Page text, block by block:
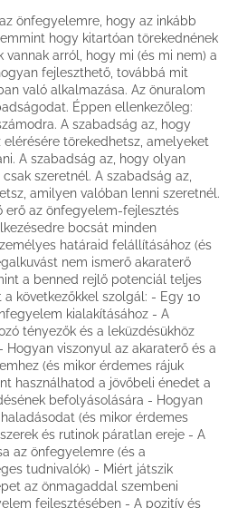
önfegyelemre, hogy az inkább
hogy kitartóan törekednének
vannak arról, hogy mi (és mi nem) a
fejleszthető, továbbá mit
való alkalmazása. Az önuralom
Éppen ellenkezőleg:
A szabadság az, hogy
elérésére törekedhetsz, amelyeket
A szabadság az, hogy olyan
szeretnél. A szabadság az,
amilyen valóban lenni szeretnél.
erő az önfegyelem-fejlesztés
bocsát minden
határaid felállításához (és
nem ismerő akaraterő
a benned rejlő potenciál teljes
a következőkkel szolgál: - Egy 10
kialakításához - A
tényezők és a leküzdésükhöz
Hogyan viszonyul az akaraterő és a
(és mikor érdemes rájuk
használhatod a jövőbeli énedet a
befolyásolására - Hogyan
(és mikor érdemes
és rutinok páratlan ereje - A
az önfegyelemre (és a
tudnivalók) - Miért játszik
az önmagaddal szembeni
fejlesztésében - A pozitív és